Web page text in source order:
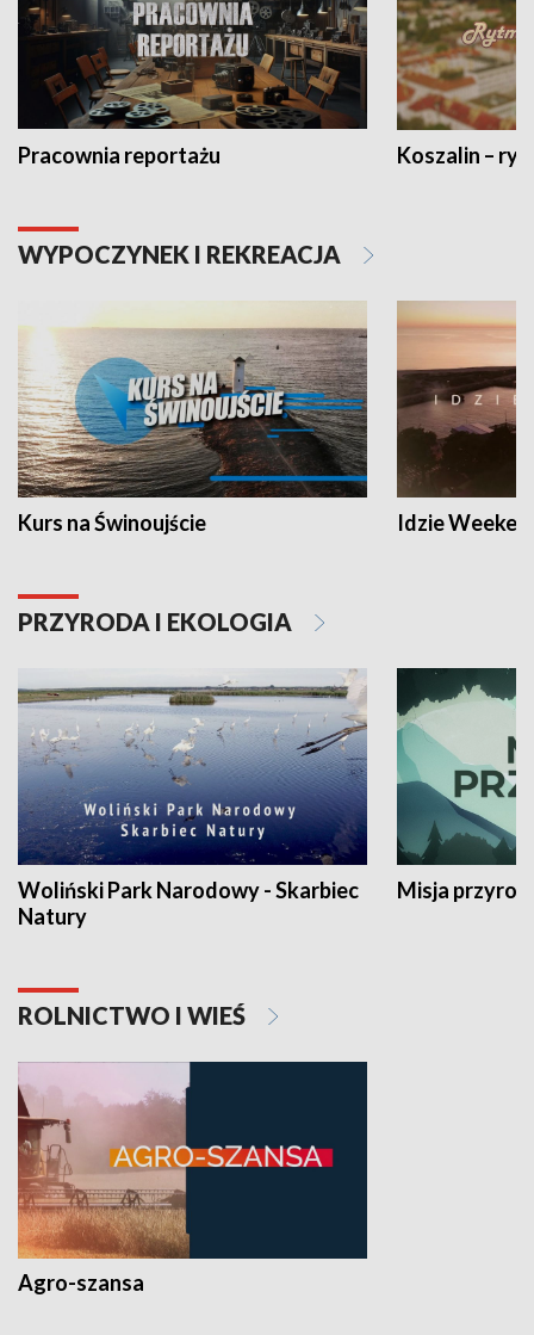
Pracownia reportażu Koszalin –
WYPOCZYNEK I REKREACJA
Kurs na Świnoujście Idzie
PRZYRODA I EKOLOGIA
Woliński Park Narodowy - Skarbiec
Natury
Misja
ROLNICTWO I WIEŚ
Agro-szansa